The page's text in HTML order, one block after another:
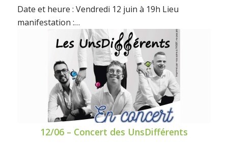
Date et heure : Vendredi 12 juin à 19h Lieu
manifestation :…
12/06 – Concert des UnsDifférents